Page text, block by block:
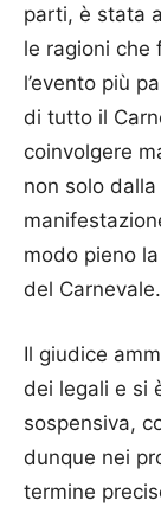
parti, è stata
le ragioni che
l’evento più
di tutto il
coinvolgere
non solo
modo pieno
del Carnevale.
Il giudice
dei legali e si
sospensiva,
dunque nei
termine